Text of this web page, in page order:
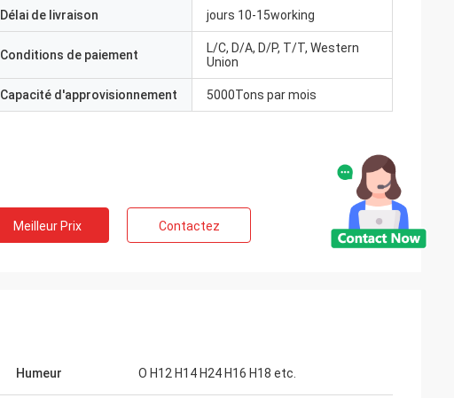
Délai de livraison jours 10-15working
Conditions de paiement
L/C, D/A, D/P, T/T, Western
Union
Capacité d'approvisionnement 5000Tons par mois
Meilleur Prix Contactez
Humeur O H12 H14 H24 H16 H18 etc.